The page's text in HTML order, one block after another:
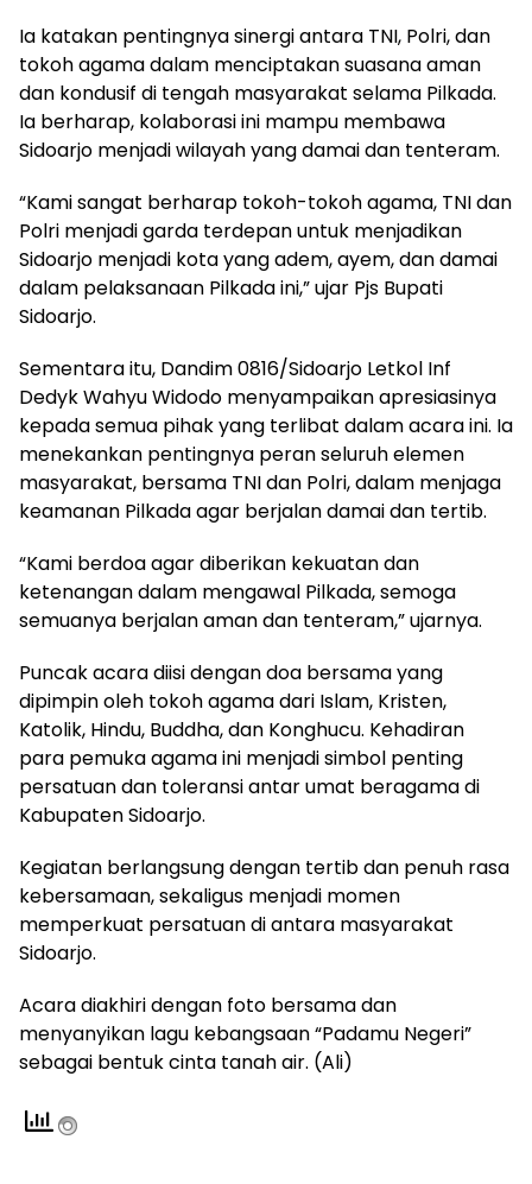
Ia katakan pentingnya sinergi antara TNI, Polri, dan
tokoh agama dalam menciptakan suasana aman
dan kondusif di tengah masyarakat selama Pilkada.
Ia berharap, kolaborasi ini mampu membawa
Sidoarjo menjadi wilayah yang damai dan tenteram.
“Kami sangat berharap tokoh-tokoh agama, TNI dan
Polri menjadi garda terdepan untuk menjadikan
Sidoarjo menjadi kota yang adem, ayem, dan damai
dalam pelaksanaan Pilkada ini,” ujar Pjs Bupati
Sidoarjo.
Sementara itu, Dandim 0816/Sidoarjo Letkol Inf
Dedyk Wahyu Widodo menyampaikan apresiasinya
kepada semua pihak yang terlibat dalam acara ini. Ia
menekankan pentingnya peran seluruh elemen
masyarakat, bersama TNI dan Polri, dalam menjaga
keamanan Pilkada agar berjalan damai dan tertib.
“Kami berdoa agar diberikan kekuatan dan
ketenangan dalam mengawal Pilkada, semoga
semuanya berjalan aman dan tenteram,” ujarnya.
Puncak acara diisi dengan doa bersama yang
dipimpin oleh tokoh agama dari Islam, Kristen,
Katolik, Hindu, Buddha, dan Konghucu. Kehadiran
para pemuka agama ini menjadi simbol penting
persatuan dan toleransi antar umat beragama di
Kabupaten Sidoarjo.
Kegiatan berlangsung dengan tertib dan penuh rasa
kebersamaan, sekaligus menjadi momen
memperkuat persatuan di antara masyarakat
Sidoarjo.
Acara diakhiri dengan foto bersama dan
menyanyikan lagu kebangsaan “Padamu Negeri”
sebagai bentuk cinta tanah air. (Ali)